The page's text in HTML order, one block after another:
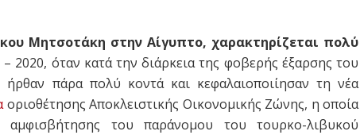
Μητσοτάκη στην Αίγυπτο, χαρακτηρίζεται πολύ
– 2020, όταν κατά την διάρκεια της φοβερής έξαρσης του
πάρα πολύ κοντά και κεφαλαιοποιίησαν τη νέα
οριοθέτησης Αποκλειστικής Οικονομικής Ζώνης, η οποία
του παράνομου του τουρκο-λιβυκού